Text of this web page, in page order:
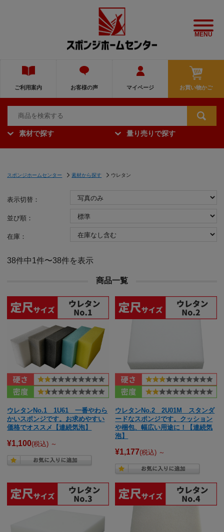
MENU
お買い物かご
マイページ
お客様の声
ご利用案内
素材で探す 量り売りで探す
スポンジホームセンター 素材から探す ウレタン
表示切替：
並び順：
在庫：
38件中1件〜38件を表示
商品一覧
ウレタンNo.1 1U61 一番やわら
かいスポンジです。お求めやすい
価格でオススメ【連続気泡】
¥1,100(税込) ～
ウレタンNo.2 2U01M スタンダ
ードなスポンジです。クッション
や梱包、幅広い用途に！【連続気
泡】
¥1,177(税込) ～